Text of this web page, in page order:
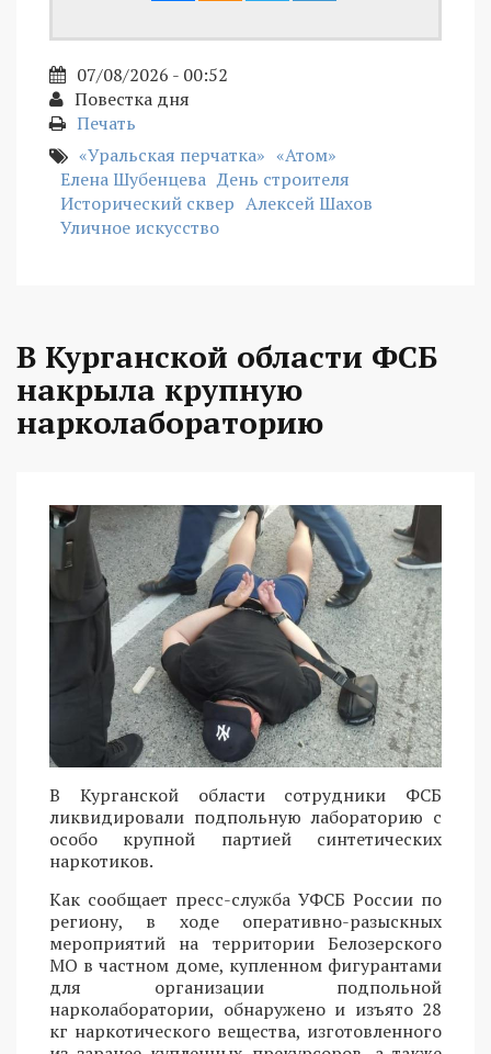
07/08/2026 - 00:52
Повестка дня
Печать
«Уральская перчатка» «Атом»
Елена Шубенцева День строителя
Исторический сквер Алексей Шахов
Уличное искусство
В Курганской области ФСБ
накрыла крупную
нарколабораторию
В Курганской области сотрудники ФСБ
ликвидировали подпольную лабораторию с
особо крупной партией синтетических
наркотиков.
Как сообщает пресс-служба УФСБ России по
региону, в ходе оперативно-разыскных
мероприятий на территории Белозерского
МО в частном доме, купленном фигурантами
для организации подпольной
нарколаборатории, обнаружено и изъято 28
кг наркотического вещества, изготовленного